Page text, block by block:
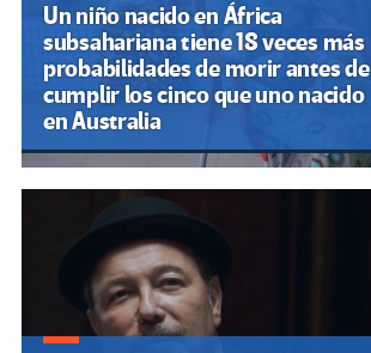
Un niño nacido en África
subsahariana tiene 18 veces más
probabilidades de morir antes de
cumplir los cinco que uno nacido
en Australia